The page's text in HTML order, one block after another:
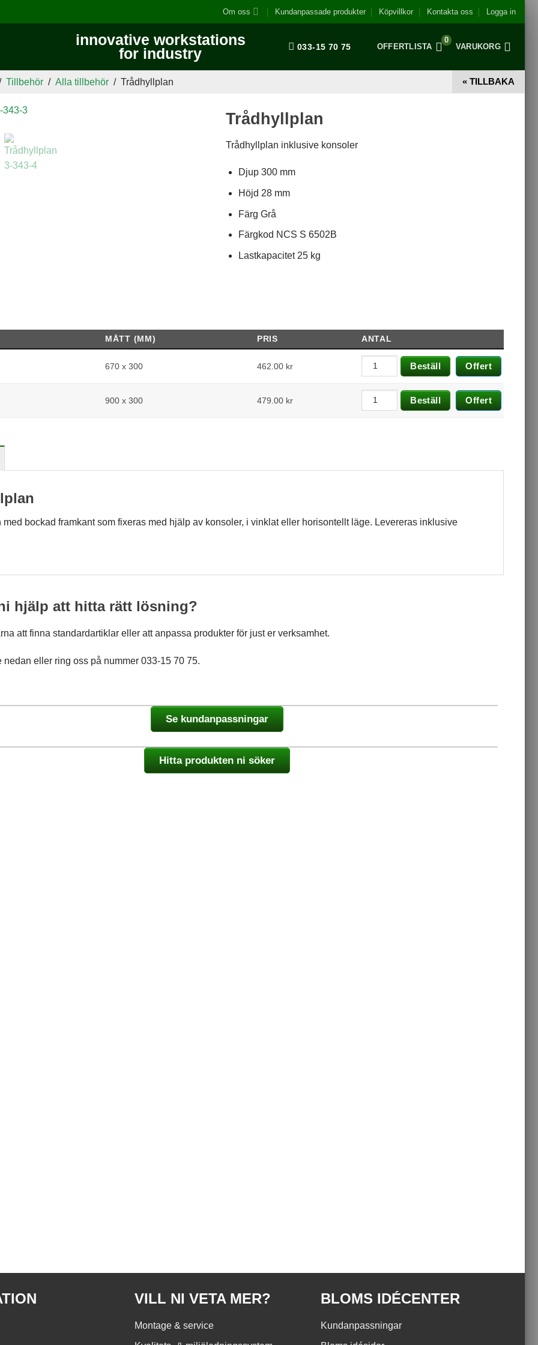
Om oss Kundanpassade produkter Köpvillkor Kontakta oss Logga in
innovative workstations
for industry
033-15 70 75 OFFERTLISTA
0
VARUKORG
Tillbehör / Alla tillbehör / Trådhyllplan « TILLBAKA
Trådhyllplan
Trådhyllplan inklusive konsoler
Djup 300 mm
Höjd 28 mm
Färg Grå
Färgkod NCS S 6502B
Lastkapacitet 25 kg
MÅTT (MM) PRIS ANTAL
670 x 300 462.00 kr Beställ Offert
900 x 300 479.00 kr Beställ Offert
med bockad framkant som fixeras med hjälp av konsoler, i vinklat eller horisontellt läge. Levereras inklusive
hjälp att hitta rätt lösning?
att finna standardartiklar eller att anpassa produkter för just er verksamhet.
nedan eller ring oss på nummer 033-15 70 75.
Se kundanpassningar
Hitta produkten ni söker
VILL NI VETA MER?
Montage & service
BLOMS IDÉCENTER
Kundanpassningar